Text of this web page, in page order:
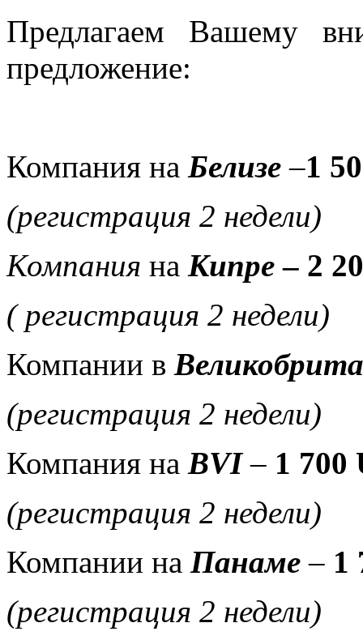
Предлагаем Вашему
предложение:
Компания на Белизе–1 5
(регистрация 2 недели)
Компания на Кипре– 2 2
( регистрация 2 недели)
Компании в
(регистрация 2 недели)
Компания на BVI– 1 700
(регистрация 2 недели)
Компании на Панаме – 1
(регистрация 2 недели)